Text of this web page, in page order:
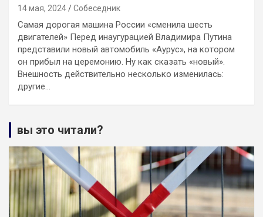
14 мая, 2024 Собеседник
Самая дорогая машина России «сменила шесть
двигателей» Перед инаугурацией Владимира Путина
представили новый автомобиль «Аурус», на котором
он прибыл на церемонию. Ну как сказать «новый».
Внешность действительно несколько изменилась:
другие…
вы это читали?